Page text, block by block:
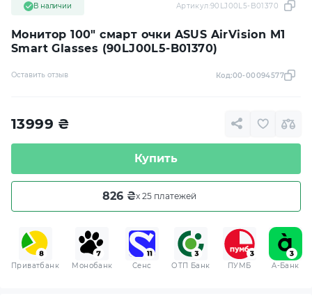
Монитор 100" смарт очки ASUS AirVision M1
Smart Glasses (90LJ00L5-B01370)
В наличии Артикул:90LJ00L5-B01370
Оставить отзыв Код:00-00094577
13999 ₴
Купить
826 ₴x 25 платежей
Приватбанк Монобанк Сенс ОТП Банк ПУМБ A-Банк